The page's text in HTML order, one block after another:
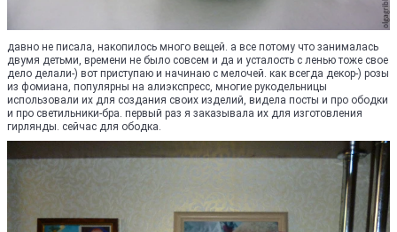
давно не писала, накопилось много вещей. а все потому что занималась
двумя детьми, времени не было совсем и да и усталость с ленью тоже свое
дело делали-) вот приступаю и начинаю с мелочей. как всегда декор-) розы
из фомиана, популярны на алиэкспресс, многие рукодельницы
использовали их для создания своих изделий, видела посты и про ободки
и про светильники-бра. первый раз я заказывала их для изготовления
гирлянды. сейчас для ободка.